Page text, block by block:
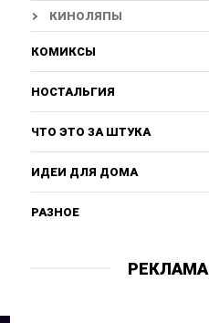
КИНОЛЯПЫ
КОМИКСЫ
НОСТАЛЬГИЯ
ЧТО ЭТО ЗА ШТУКА
ИДЕИ ДЛЯ ДОМА
РАЗНОЕ
РЕКЛАМА